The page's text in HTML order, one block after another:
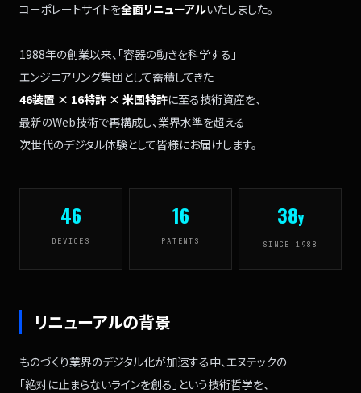
コーポレートサイトを全面リニューアルいたしました。
1988年の創業以来、 「容器の動きを科学する」
エンジニアリング集団として蓄積してきた
46装置 × 16特許 × 米国特許に至る技術資産を、
最新のWeb技術で再構成し、業界水準を超える
次世代のデジタル体験として皆様にお届けします。
46
DEVICES
16
PATENTS
38y
SINCE 1988
リニューアルの背景
ものづくり業界のデジタル化が加速する中、エヌテックの
「絶対に止まらないラインを創る」という技術哲学を、